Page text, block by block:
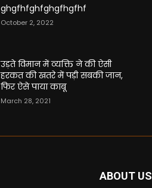
ghgfhfghfghgfhgfhf
October 2, 2022
उड़ते विमान में व्यक्ति ने की ऐसी
हरकत की खतरे में पड़ी सबकी जान,
फिर ऐसे पाया काबू
March 28, 2021
ABOUT US